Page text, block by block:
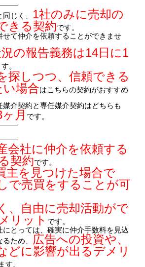
じく、 1社のみに売却の
きる契約です。
せて仲介を依頼することができませ
の報告義務は14日に1
。
探しつつ、信頼できる
い場合はこちらの契約がおすすめ
媒介契約と専任媒介契約はどちらも
月 です。
会社に仲介を依頼する
契約です。
主を見つけた場合で
で売買をすることが可
、自由に売却活動がで
リット です。
とっては、確実に仲介手数料を見込
ため、
広告への投資や、
どに影響が出るデメリ
す。